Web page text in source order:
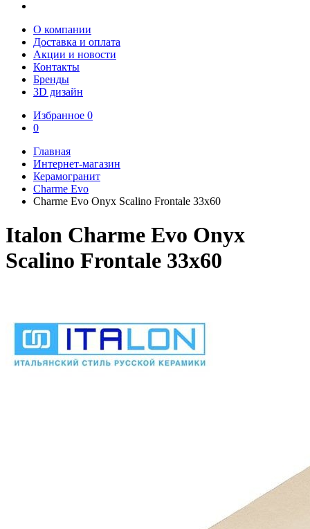
О компании
Доставка и оплата
Акции и новости
Контакты
Бренды
3D дизайн
Избранное 0
0
Главная
Интернет-магазин
Керамогранит
Charme Evo
Charme Evo Onyx Scalino Frontale 33х60
Italon Charme Evo Onyx
Scalino Frontale 33х60